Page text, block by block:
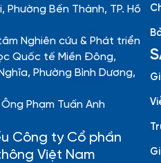
Phường Bến Thành, TP. Hồ
Nghiên cứu & Phát triển
Quốc tế Miền Đông,
Phường Bình Dương,
Ông Phạm Tuấn Anh
Công ty Cổ phần
Việt Nam